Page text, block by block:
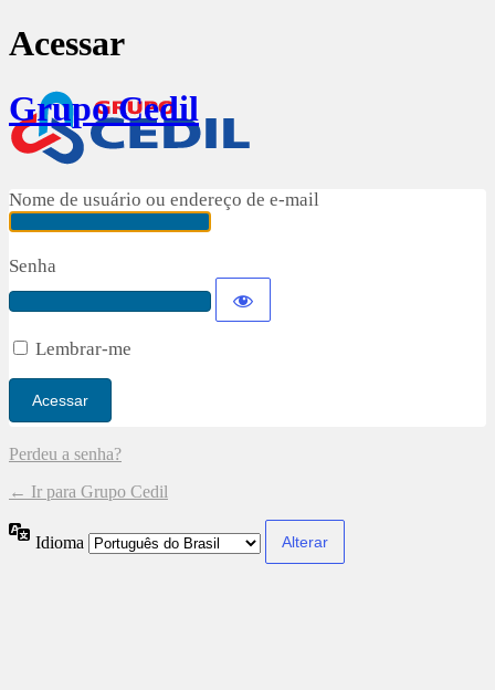
Acessar
Grupo Cedil
Nome de usuário ou endereço de e-mail
Senha
Lembrar-me
Perdeu a senha?
← Ir para Grupo Cedil
Idioma